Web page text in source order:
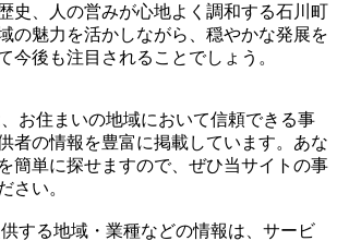
史、人の営みが心地よく調和する石川町
の魅力を活かしながら、穏やかな発展を
今後も注目されることでしょう。
お住まいの地域において信頼できる事
者の情報を豊富に掲載しています。あな
簡単に探せますので、ぜひ当サイトの事
さい。
する地域・業種などの情報は、サービ